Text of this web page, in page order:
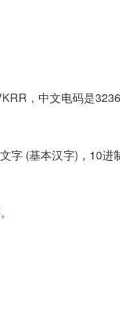
，中文电码是
字 (基本汉字)，10进